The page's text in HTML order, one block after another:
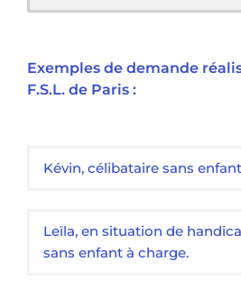
Exemples de demande
F.S.L. de Paris :
Kévin, célibataire sans
Leïla, en situation de
sans enfant à charge.